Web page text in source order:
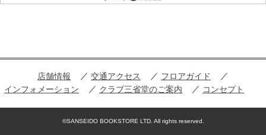
店舗情報 交通アクセス
フロアガイド
インフォメーション
クラブ三省堂のご案内 コンセプト
©SANSEIDO BOOKSTORE LTD. All rights reserved.